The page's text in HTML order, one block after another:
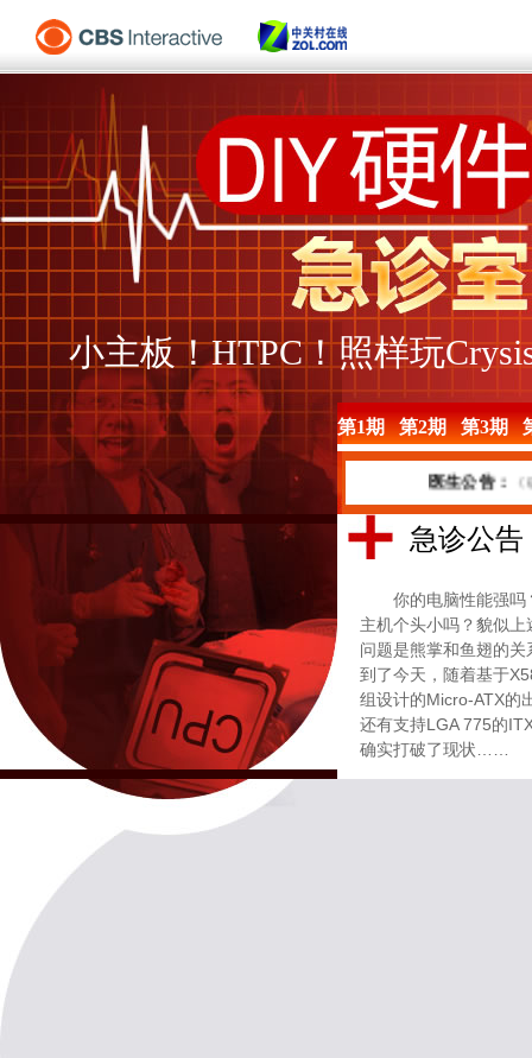
小主板！HTPC！照样玩
第1期 第2期 第3期
医生公告：《硬件急
急诊公告
你的电脑性能强吗
主机个头小吗？貌似上
问题是熊掌和鱼翅的关
到了今天，随着基于
组设计的Micro-ATX的
还有支持LGA 775的
确实打破了现状……